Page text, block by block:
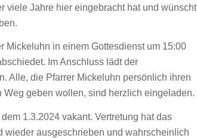
viele Jahre hier eingebracht hat und wünscht
Mickeluhn in einem Gottesdienst um 15:00
Im Anschluss lädt der
Alle, die Pfarrer Mickeluhn persönlich ihren
geben wollen, sind herzlich eingeladen.
1.3.2024 vakant. Vertretung hat das
wieder ausgeschrieben und wahrscheinlich